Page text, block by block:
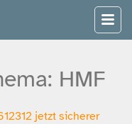
HMF
jetzt sicherer